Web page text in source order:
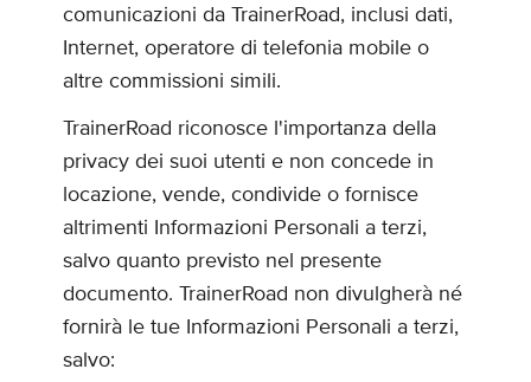
comunicazioni da TrainerRoad, inclusi dati,
Internet, operatore di telefonia mobile o
altre commissioni simili.
TrainerRoad riconosce l'importanza della
privacy dei suoi utenti e non concede in
locazione, vende, condivide o fornisce
altrimenti Informazioni Personali a terzi,
salvo quanto previsto nel presente
documento. TrainerRoad non divulgherà né
fornirà le tue Informazioni Personali a terzi,
salvo: